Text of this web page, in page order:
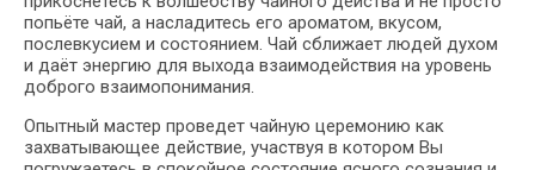
попьёте чай, а насладитесь его ароматом, вкусом,
послевкусием и состоянием. Чай сближает людей духом
и даёт энергию для выхода взаимодействия на уровень
доброго взаимопонимания.
Опытный мастер проведет чайную церемонию как
захватывающее действие, участвуя в котором Вы